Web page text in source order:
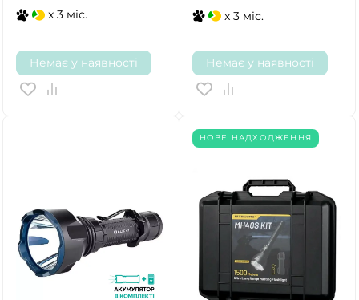
x 3 міс.
Немає у наявності
x 3 міс.
Немає у наявності
НОВЕ НАДХОДЖЕННЯ